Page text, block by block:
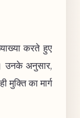
करते हुए
उनके अनुसार,
मुक्ति का मार्ग